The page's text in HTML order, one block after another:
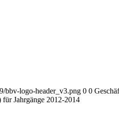
bbv-logo-header_v3.png 0 0
Jahrgänge 2012-2014